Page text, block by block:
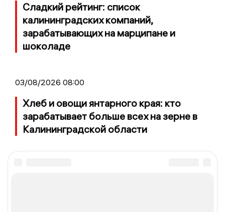
Сладкий рейтинг: список
калининградских компаний,
зарабатывающих на марципане и
шоколаде
03/08/2026 08:00
Хлеб и овощи янтарного края: кто
зарабатывает больше всех на зерне в
Калининградской области